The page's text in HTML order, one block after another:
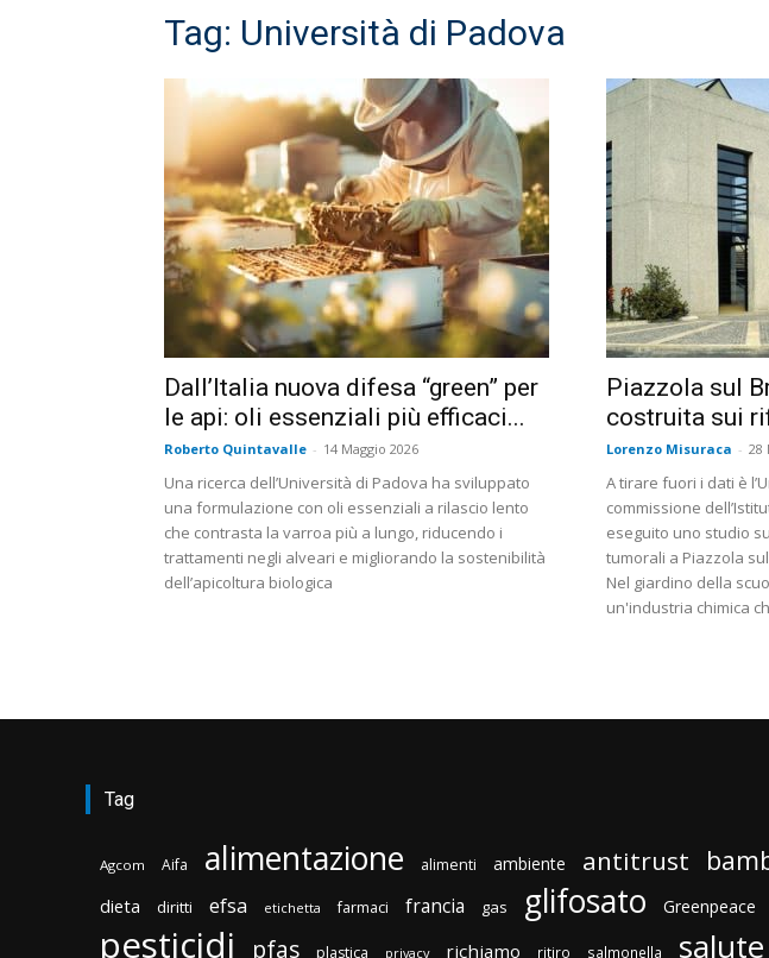
Tag: Università di Padova
Dall’Italia nuova difesa “green” per
le api: oli essenziali più efficaci...
Roberto Quintavalle - 14 Maggio 2026
Una ricerca dell’Università di Padova ha sviluppato
una formulazione con oli essenziali a rilascio lento
che contrasta la varroa più a lungo, riducendo i
trattamenti negli alveari e migliorando la sostenibilità
dell’apicoltura biologica
Piazzola sul
costruita sui
Lorenzo Misuraca - 28
A tirare fuori i dati è
commissione
eseguito uno studio
tumorali a Piazzola
Nel giardino della
un'industria chimica
Tag
Agcom Aifa alimentazione alimenti ambiente antitrust
dieta diritti efsa etichetta farmaci francia gas glifosato Greenpeace
pesticidi pfas plastica privacy richiamo ritiro salmonella salute